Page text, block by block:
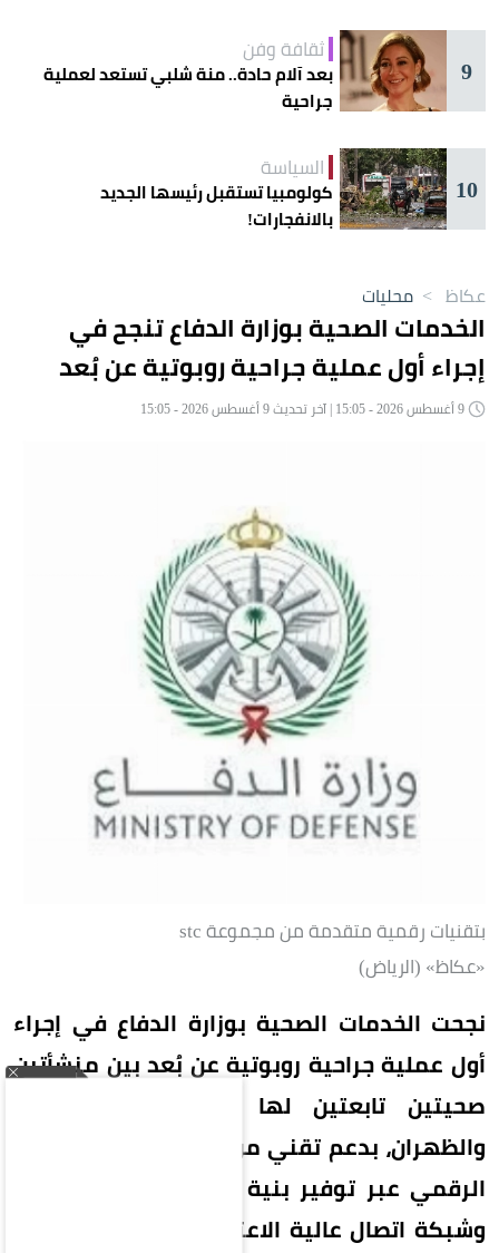
9
ثقافة وفن
بعد آلام حادة.. منة شلبي تستعد لعملية
جراحية
10
السياسة
كولومبيا تستقبل رئيسها الجديد
بالانفجارات!
عكاظ > محليات
الخدمات الصحية بوزارة الدفاع تنجح في
إجراء أول عملية جراحية روبوتية عن بُعد
بتقنيات رقمية متقدمة من مجموعة stc
«عكاظ» (الرياض)
نجحت الخدمات الصحية بوزارة الدفاع في إجراء
أول عملية جراحية روبوتية عن بُعد بين منشأتين
صحيتين تابعتين لها في مدينتي الرياض
الرقمي عبر توفير بنية تحتية رقمية متقدمة
وشبكة اتصال عالية الاعتمادية، في إنجاز نوعي